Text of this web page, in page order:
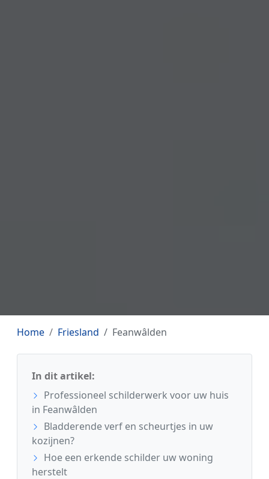
Home Friesland Feanwâlden
In dit artikel:
Professioneel schilderwerk voor uw huis
in Feanwâlden
Bladderende verf en scheurtjes in uw
kozijnen?
Hoe een erkende schilder uw woning
herstelt